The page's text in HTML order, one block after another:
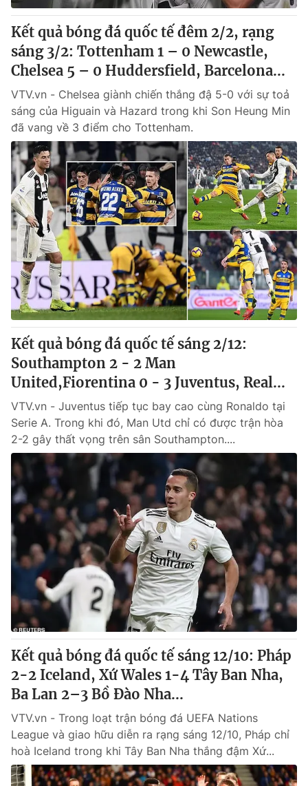
Kết quả bóng đá quốc tế đêm 2/2, rạng
sáng 3/2: Tottenham 1 – 0 Newcastle,
Chelsea 5 – 0 Huddersfield, Barcelona...
VTV.vn - Chelsea giành chiến thắng đậ 5-0 với sự toả
sáng của Higuain và Hazard trong khi Son Heung Min
đã vang về 3 điểm cho Tottenham.
Kết quả bóng đá quốc tế sáng 2/12:
Southampton 2 - 2 Man
United,Fiorentina 0 - 3 Juventus, Real...
VTV.vn - Juventus tiếp tục bay cao cùng Ronaldo tại
Serie A. Trong khi đó, Man Utd chỉ có được trận hòa
2-2 gây thất vọng trên sân Southampton....
Kết quả bóng đá quốc tế sáng 12/10: Pháp
2-2 Iceland, Xứ Wales 1-4 Tây Ban Nha,
Ba Lan 2–3 Bồ Đào Nha...
VTV.vn - Trong loạt trận bóng đá UEFA Nations
League và giao hữu diễn ra rạng sáng 12/10, Pháp chỉ
hoà Iceland trong khi Tây Ban Nha thắng đậm Xứ...